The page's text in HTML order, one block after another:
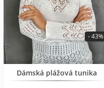
BESTSELLER
Dámská plážová tunika
- 43%